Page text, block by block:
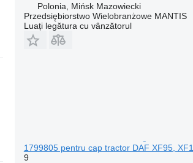
Polonia, Mińsk Mazowiecki
Przedsiębiorstwo Wielobranżowe MANTIS
Luați legătura cu vânzătorul
1799805 pentru cap tractor DAF XF95,
9